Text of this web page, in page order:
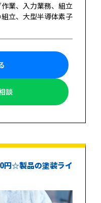
業、入力業務、組立
立、大型半導体素子
談
円☆製品の塗装ライ